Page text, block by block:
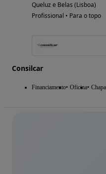
Queluz e Belas (Lisboa)
Profissional • Para o topo
Consilcar
Financiamento Oficina